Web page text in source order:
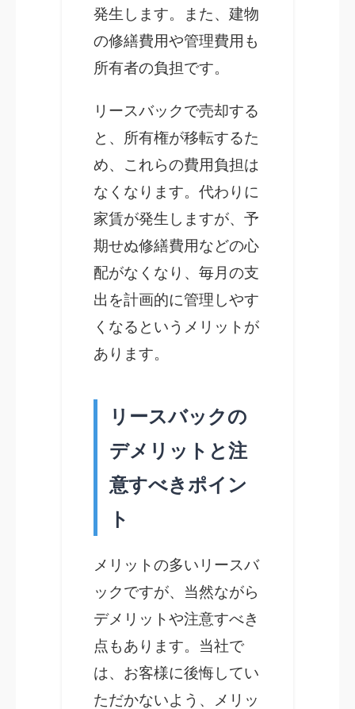
発生します。また、建物
の修繕費用や管理費用も
所有者の負担です。
リースバックで売却する
と、所有権が移転するた
め、これらの費用負担は
なくなります。代わりに
家賃が発生しますが、予
期せぬ修繕費用などの心
配がなくなり、毎月の支
出を計画的に管理しやす
くなるというメリットが
あります。
リースバックの
デメリットと注
意すべきポイン
ト
メリットの多いリースバ
ックですが、当然ながら
デメリットや注意すべき
点もあります。当社で
は、お客様に後悔してい
ただかないよう、メリッ